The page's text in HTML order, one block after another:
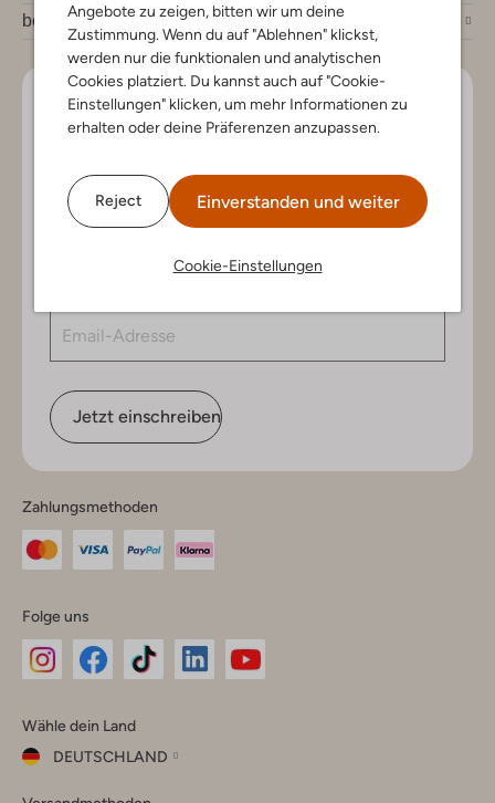
Angebote zu zeigen, bitten wir um deine
Zustimmung. Wenn du auf "Ablehnen" klickst,
werden nur die funktionalen und analytischen
Cookies platziert. Du kannst auch auf "Cookie-
Einstellungen" klicken, um mehr Informationen zu
erhalten oder deine Präferenzen anzupassen.
Reject Einverstanden und weiter
Cookie-Einstellungen
bei Omoda
Lass uns in Kontakt bleiben
exklusiven Angeboten, nur für dich. Abonniere den
Newsletter und gewinne einen Einkaufsgutschein im
Wert von €150.
Jetzt einschreiben
Zahlungsmethoden
Folge uns
Instagram
Facebook
TikTok
Wähle dein Land
DEUTSCHLAND